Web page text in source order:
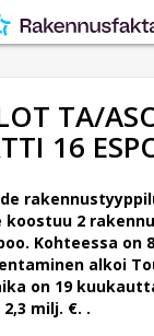
TA/
16
2
Kohteessa on
alkoi
on 19
milj. €. .